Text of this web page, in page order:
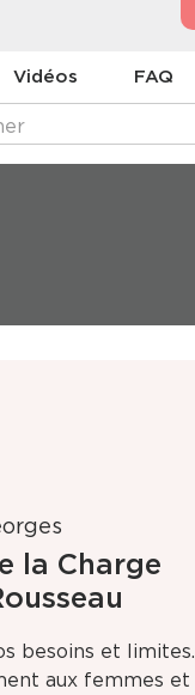
Vidéos FAQ
la Charge
besoins et limites.
aux femmes et